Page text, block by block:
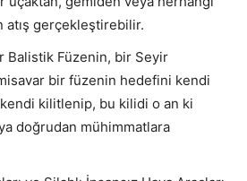
atış gerçekleştirebilir.
Balistik Füzenin, bir Seyir
bir füzenin hedefini kendi
kilitlenip, bu kilidi o an ki
doğrudan mühimmatlara